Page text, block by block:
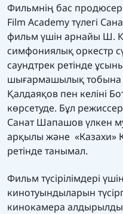
Фильмнің бас
Film Academy түлегі
фильм үшін арнайы Ш.
симфониялық оркестр
саундтрек ретінде
шығармашылық тобына
Қалдаяқов пен келіні
көрсетуде. Бұл
Санат Шапашов үлкен
арқылы және «Казахи»
ретінде танымал.
Фильм түсірілімдері
кинотуындыларын
кинокамера